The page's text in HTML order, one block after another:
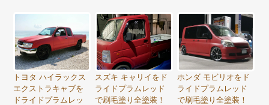
トヨタ ハイラックス
エクストラキャブを
ドライドプラムレッ
スズキ キャリイをド
ライドプラムレッド
で刷毛塗り全塗装！
ホンダ モビリオをド
ライドプラムレッド
で刷毛塗り全塗装！